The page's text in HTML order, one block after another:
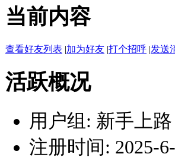
当前内容
查看好友列表 |加为好友 |打个招呼 |发送
活跃概况
用户组: 新手上路
注册时间: 2025-